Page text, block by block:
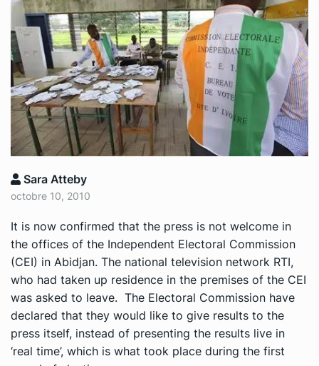
Sara Atteby
octobre 10, 2010
It is now confirmed that the press is not welcome in
the offices of the Independent Electoral Commission
(CEI) in Abidjan. The national television network RTI,
who had taken up residence in the premises of the CEI
was asked to leave. The Electoral Commission have
declared that they would like to give results to the
press itself, instead of presenting the results live in
‘real time’, which is what took place during the first